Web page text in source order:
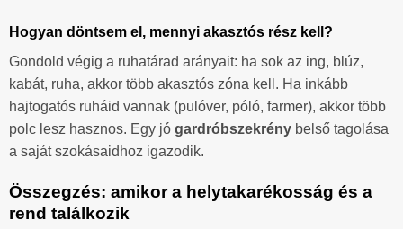
Hogyan döntsem el, mennyi akasztós rész kell?
Gondold végig a ruhatárad arányait: ha sok az ing, blúz,
kabát, ruha, akkor több akasztós zóna kell. Ha inkább
hajtogatós ruháid vannak (pulóver, póló, farmer), akkor több
polc lesz hasznos. Egy jó gardróbszekrény belső tagolása
a saját szokásaidhoz igazodik.
Összegzés: amikor a helytakarékosság és a
rend találkozik